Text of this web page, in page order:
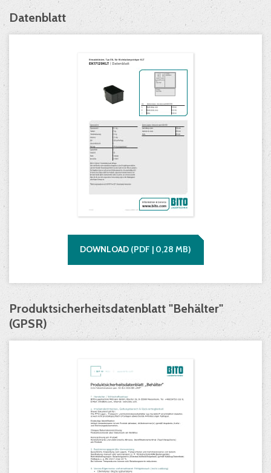
Datenblatt
DOWNLOAD (PDF | 0,28 MB)
Produktsicherheitsdatenblatt "Behälter"
(GPSR)